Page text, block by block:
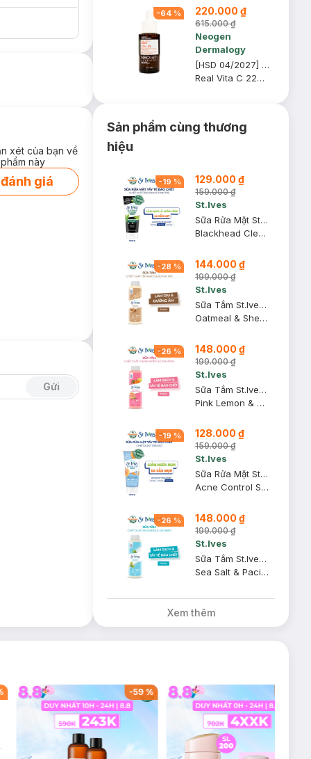
xét của bạn về
này
giá
Gửi
-64 % 220.000 ₫
615.000 ₫
Neogen
Dermalogy
[HSD 04/2027] Serum Neogen Dermalogy Dưỡng Sáng Da, Mờ Thâm 32g
Real Vita C 22% + 5% Niacinamide Serum
Sản phẩm cùng thương
hiệu
-19 % 129.000 ₫
159.000 ₫
St.Ives
Sữa Rửa Mặt St.Ives Tẩy Tế Bào Chết Trà Xanh & Than Tre 170g
Blackhead Clearing Green Tea & Bamboo Scrub
-28 % 144.000 ₫
199.000 ₫
St.Ives
Sữa Tắm St.Ives Dưỡng Ẩm Da Yến Mạch & Bơ Hạt Mỡ 700ml
Oatmeal & Shea Butter Soothing Body Wash (New Packaging)
-26 % 148.000 ₫
199.000 ₫
St.Ives
Sữa Tắm St.Ives Tẩy Tế Bào Chết Hương Cam Chanh 700ml
Pink Lemon & Mandarin Orange Exfoliating Body Wash (New Packaging)
-19 % 128.000 ₫
159.000 ₫
St.Ives
Sữa Rửa Mặt St.Ives Tẩy Tế Bào Chết Trái Mơ Ngừa Mụn 170g
Acne Control Scrub Apricot
-26 % 148.000 ₫
199.000 ₫
St.Ives
Sữa Tắm St.Ives Tẩy Tế Bào Chết Hương Muối Biển 700ml
Sea Salt & Pacific Kelp Purifying Exfoliating Body Wash (New Packaging)
Xem thêm
-59%